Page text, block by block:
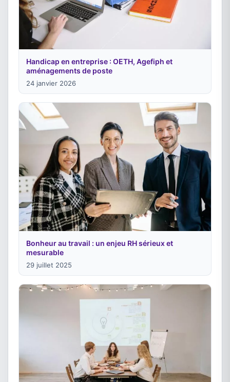
Handicap en entreprise : OETH, Agefiph et
aménagements de poste
24 janvier 2026
Bonheur au travail : un enjeu RH sérieux et
mesurable
29 juillet 2025